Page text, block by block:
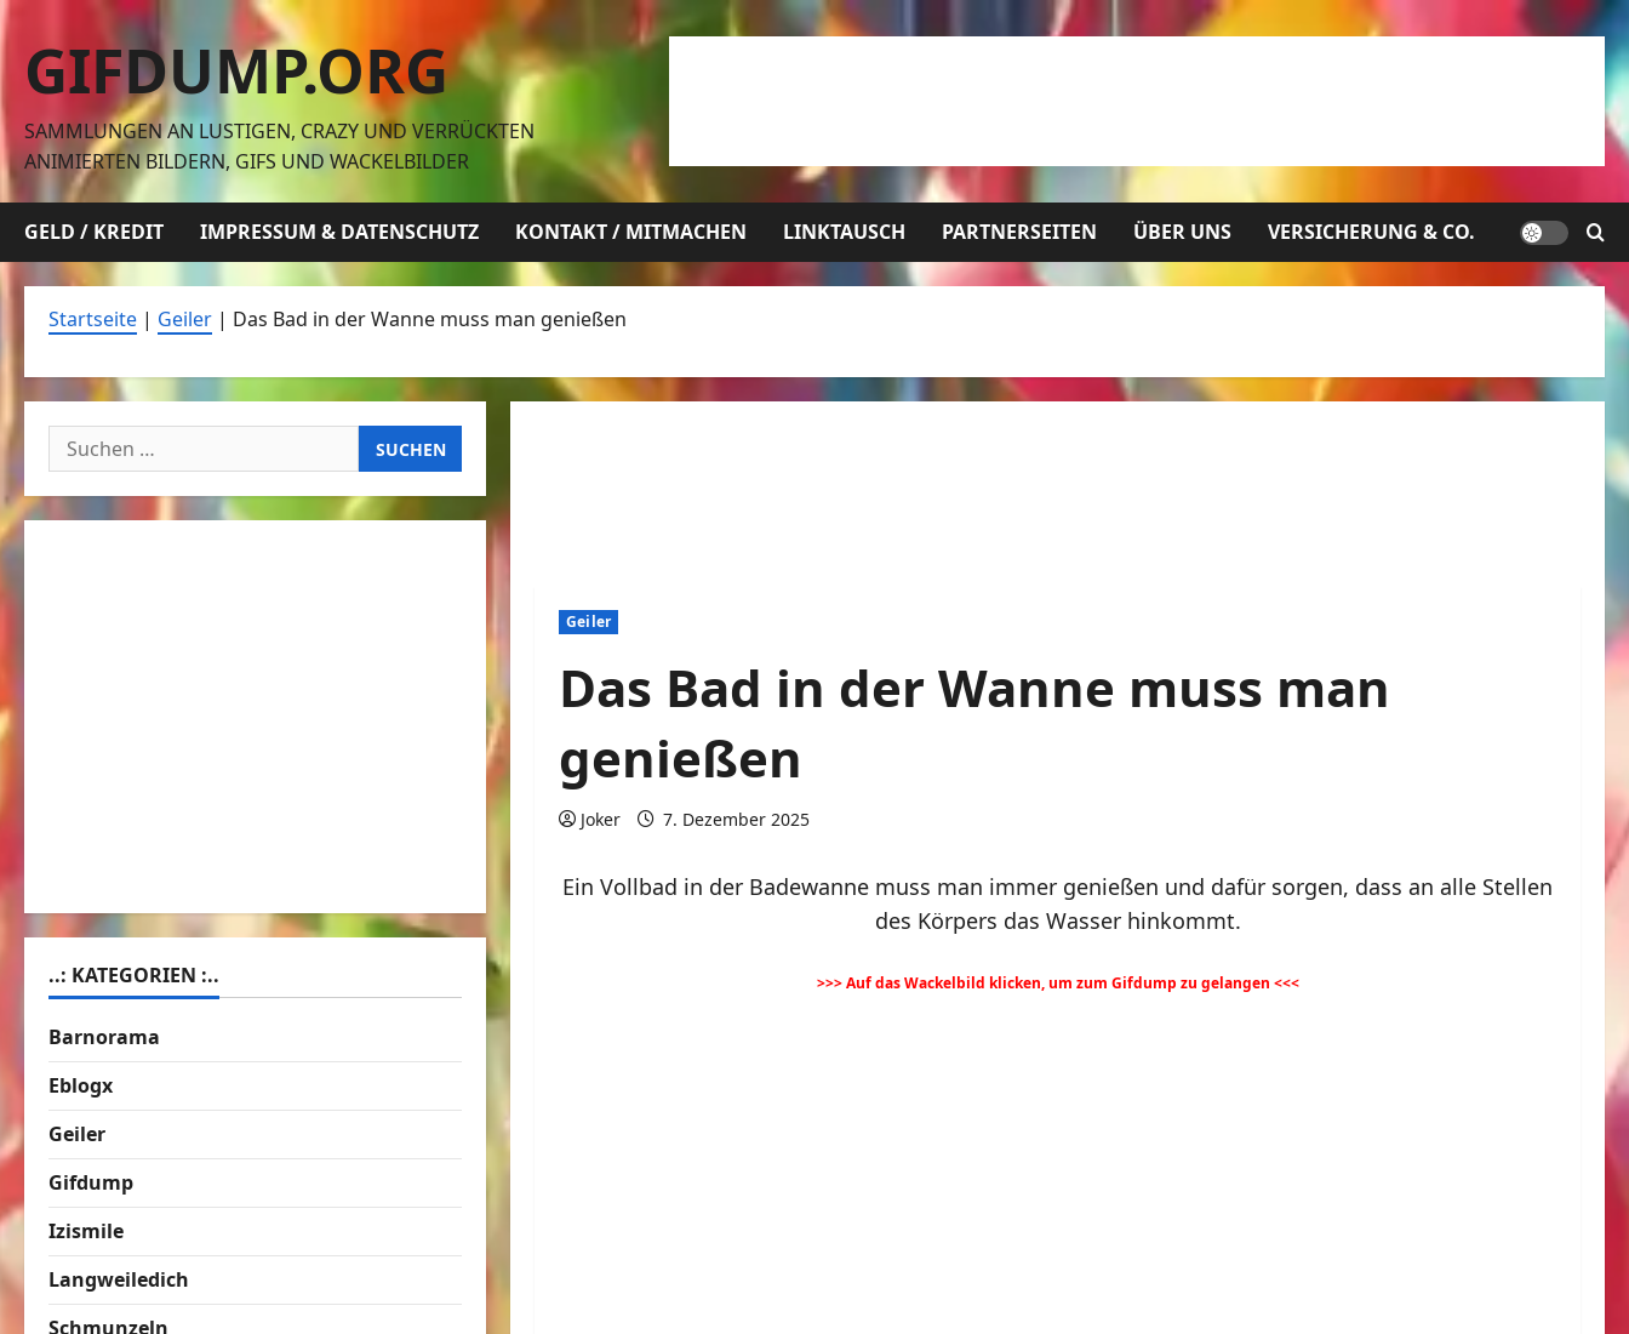
Zum
Inhalt
springen
GIFDUMP.ORG
SAMMLUNGEN AN LUSTIGEN, CRAZY UND VERRÜCKTEN
ANIMIERTEN BILDERN, GIFS UND WACKELBILDER
GELD / KREDIT IMPRESSUM & DATENSCHUTZ KONTAKT / MITMACHEN LINKTAUSCH PARTNERSEITEN ÜBER UNS VERSICHERUNG & CO.
Startseite | Geiler | Das Bad in der Wanne muss man genießen
Geiler
Das Bad in der Wanne muss man
genießen
Joker 7. Dezember 2025
Ein Vollbad in der Badewanne muss man immer genießen und dafür sorgen, dass an alle Stellen
des Körpers das Wasser hinkommt.
>>> Auf das Wackelbild klicken, um zum Gifdump zu gelangen <<<
Suchen
nach:
..: KATEGORIEN :..
Barnorama
Eblogx
Geiler
Gifdump
Izismile
Langweiledich
Schmunzeln